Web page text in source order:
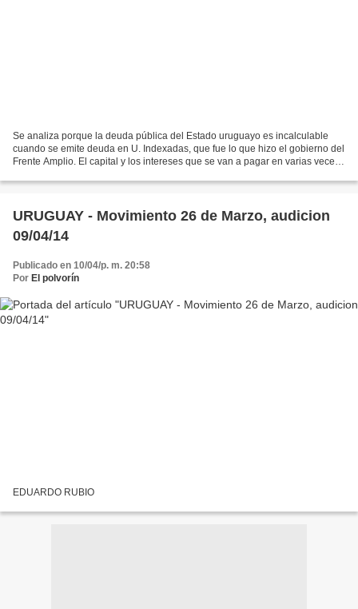
Se analiza porque la deuda pública del Estado uruguayo es incalculable
cuando se emite deuda en U. Indexadas, que fue lo que hizo el gobierno del
Frente Amplio. El capital y los intereses que se van a pagar en varias veces
URUGUAY - Movimiento 26 de Marzo, audicion
09/04/14
Publicado en 10/04/p. m. 20:58
Por El polvorín
EDUARDO RUBIO